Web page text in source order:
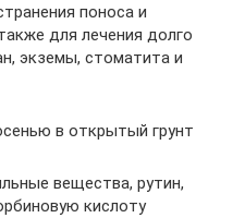
поноса и
для лечения долго
экземы, стоматита и
в открытый грунт
вещества, рутин,
кислоту